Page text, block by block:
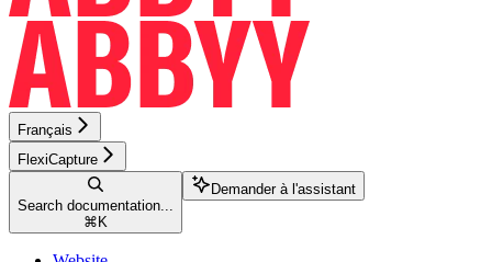
Français
FlexiCapture
Search documentation...
⌘ K
Demander à l'assistant